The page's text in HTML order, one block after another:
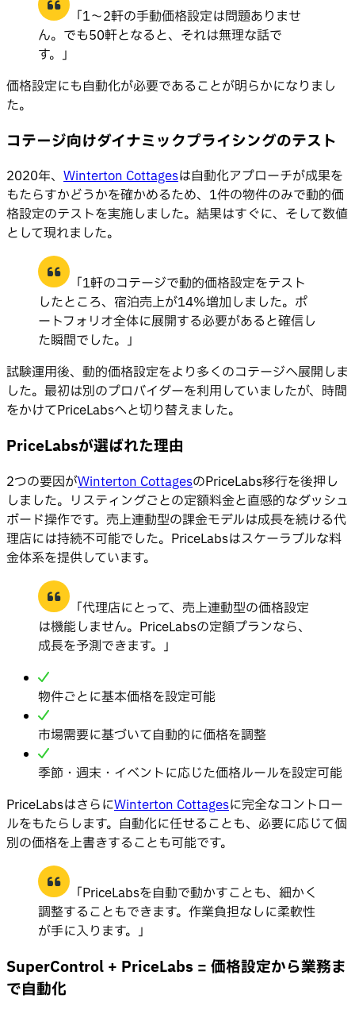
「1〜2軒の手動価格設定は問題ありませ
ん。でも50軒となると、それは無理な話で
す。」
価格設定にも自動化が必要であることが明らかになりまし
た。
コテージ向けダイナミックプライシングのテスト
2020年、 Winterton Cottagesは自動化アプローチが成果を
もたらすかどうかを確かめるため、1件の物件のみで動的価
格設定のテストを実施しました。結果はすぐに、そして数値
として現れました。
「1軒のコテージで動的価格設定をテスト
したところ、宿泊売上が14%増加しました。ポ
ートフォリオ全体に展開する必要があると確信し
た瞬間でした。」
試験運用後、動的価格設定をより多くのコテージへ展開しま
した。最初は別のプロバイダーを利用していましたが、時間
をかけてPriceLabsへと切り替えました。
PriceLabsが選ばれた理由
2つの要因がWinterton CottagesのPriceLabs移行を後押し
しました。リスティングごとの定額料金と直感的なダッシュ
ボード操作です。売上連動型の課金モデルは成長を続ける代
理店には持続不可能でした。PriceLabsはスケーラブルな料
金体系を提供しています。
「代理店にとって、売上連動型の価格設定
は機能しません。PriceLabsの定額プランなら、
成長を予測できます。」
物件ごとに基本価格を設定可能
市場需要に基づいて自動的に価格を調整
季節・週末・イベントに応じた価格ルールを設定可能
PriceLabsはさらにWinterton Cottagesに完全なコントロー
ルをもたらします。自動化に任せることも、必要に応じて個
別の価格を上書きすることも可能です。
「PriceLabsを自動で動かすことも、細かく
調整することもできます。作業負担なしに柔軟性
が手に入ります。」
SuperControl + PriceLabs = 価格設定から業務ま
で自動化